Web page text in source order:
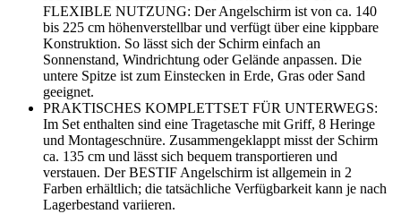
FLEXIBLE NUTZUNG: Der Angelschirm ist von ca. 140
bis 225 cm höhenverstellbar und verfügt über eine kippbare
Konstruktion. So lässt sich der Schirm einfach an
Sonnenstand, Windrichtung oder Gelände anpassen. Die
untere Spitze ist zum Einstecken in Erde, Gras oder Sand
geeignet.
PRAKTISCHES KOMPLETTSET FÜR UNTERWEGS:
Im Set enthalten sind eine Tragetasche mit Griff, 8 Heringe
und Montageschnüre. Zusammengeklappt misst der Schirm
ca. 135 cm und lässt sich bequem transportieren und
verstauen. Der BESTIF Angelschirm ist allgemein in 2
Farben erhältlich; die tatsächliche Verfügbarkeit kann je nach
Lagerbestand variieren.